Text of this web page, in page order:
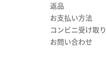
返品
お支払い方法
コンビニ受け取り
お問い合わせ